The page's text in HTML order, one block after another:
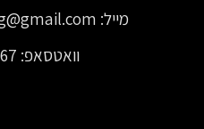
מייל:
וואטסאפ: